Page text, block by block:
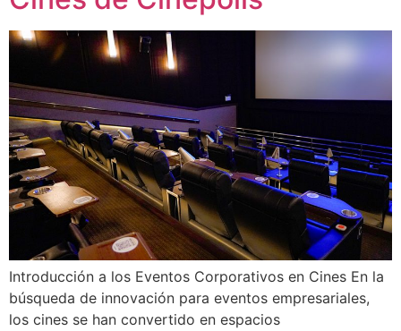
Introducción a los Eventos Corporativos en Cines En la
búsqueda de innovación para eventos empresariales,
los cines se han convertido en espacios